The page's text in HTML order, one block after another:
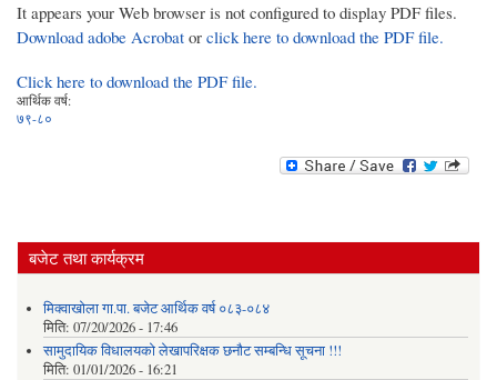
It appears your Web browser is not configured to display PDF files.
Download adobe Acrobat or click here to download the PDF file.
Click here to download the PDF file.
आर्थिक वर्ष:
७९-८०
बजेट तथा कार्यक्रम
मिक्वाखोला गा.पा. बजेट आर्थिक वर्ष ०८३-०८४
मिति: 07/20/2026 - 17:46
सामुदायिक विधालयको लेखापरिक्षक छनौट सम्बन्धि सूचना !!!
मिति: 01/01/2026 - 16:21